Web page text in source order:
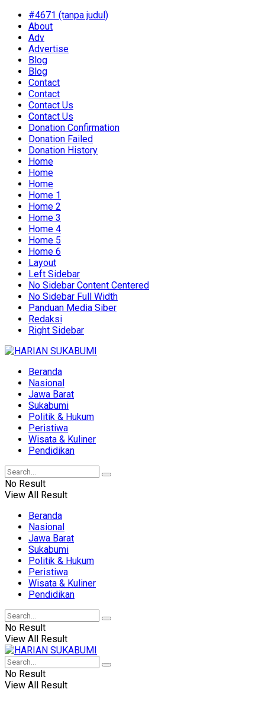
#4671 (tanpa judul)
About
Adv
Advertise
Blog
Blog
Contact
Contact
Contact Us
Contact Us
Donation Confirmation
Donation Failed
Donation History
Home
Home
Home
Home 1
Home 2
Home 3
Home 4
Home 5
Home 6
Layout
Left Sidebar
No Sidebar Content Centered
No Sidebar Full Width
Panduan Media Siber
Redaksi
Right Sidebar
Beranda
Nasional
Jawa Barat
Sukabumi
Politik & Hukum
Peristiwa
Wisata & Kuliner
Pendidikan
No Result
View All Result
Beranda
Nasional
Jawa Barat
Sukabumi
Politik & Hukum
Peristiwa
Wisata & Kuliner
Pendidikan
No Result
View All Result
No Result
View All Result